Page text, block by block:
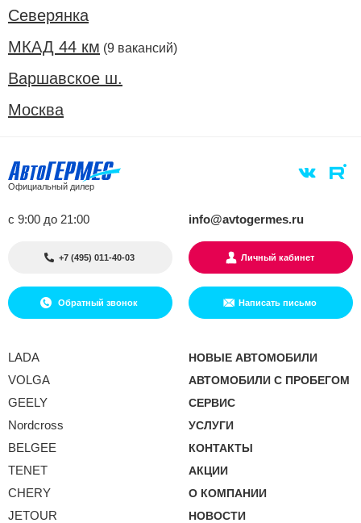
Северянка
МКАД 44 км (9 вакансий)
Варшавское ш.
Москва
Официальный дилер
с 9:00 до 21:00 info@avtogermes.ru
+7 (495) 011-40-03 Личный кабинет
Обратный звонок Написать письмо
LADA
VOLGA
GEELY
Nordcross
BELGEE
TENET
CHERY
JETOUR
НОВЫЕ АВТОМОБИЛИ
АВТОМОБИЛИ С ПРОБЕГОМ
СЕРВИС
УСЛУГИ
КОНТАКТЫ
АКЦИИ
О КОМПАНИИ
НОВОСТИ